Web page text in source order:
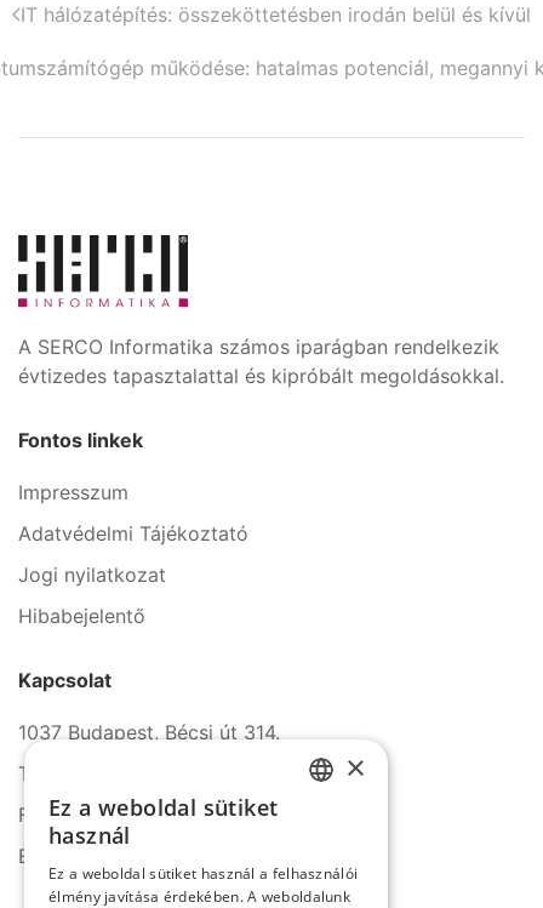
IT hálózatépítés: összeköttetésben irodán belül és kívül
működése: hatalmas potenciál, megannyi
A SERCO Informatika számos iparágban rendelkezik
évtizedes tapasztalattal és kipróbált megoldásokkal.
Fontos linkek
Impresszum
Adatvédelmi Tájékoztató
Jogi nyilatkozat
Hibabejelentő
Kapcsolat
1037 Budapest, Bécsi út 314.
Tel.: +36 1 272 2140
Fax: +36 1 272 2150
E-mail: info@serco.hu
×
Ez a weboldal sütiket
használ
Ez a weboldal sütiket használ a felhasználói
élmény javítása érdekében. A weboldalunk